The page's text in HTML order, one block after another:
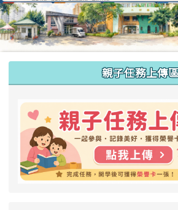
親子任務上傳